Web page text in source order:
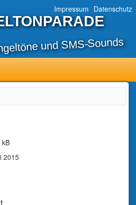
Impressum Datenschutz
und SMS-Sounds
kB
2015